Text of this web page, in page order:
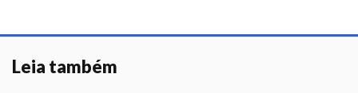
Leia também